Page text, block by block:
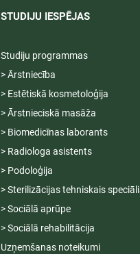
STUDIJU IESPĒJAS
Studiju programmas
> Ārstniecība
> Estētiskā kosmetoloģija
> Ārstnieciskā masāža
> Biomedicīnas laborants
> Radiologa asistents
> Podoloģija
> Sterilizācijas tehniskais
> Sociālā aprūpe
> Sociālā rehabilitācija
Uzņemšanas noteikumi